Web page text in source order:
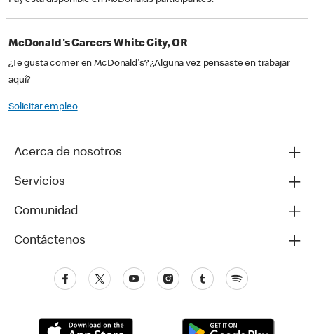
McDonald's Careers White City, OR
¿Te gusta comer en McDonald's? ¿Alguna vez pensaste en trabajar
aquí?
Solicitar empleo
Acerca de nosotros
Servicios
Comunidad
Contáctenos